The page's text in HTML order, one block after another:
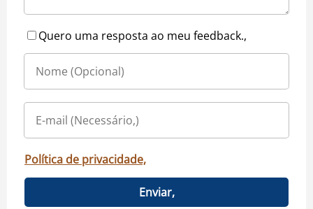
Quero uma resposta ao meu feedback.,
Política de privacidade,
Enviar,